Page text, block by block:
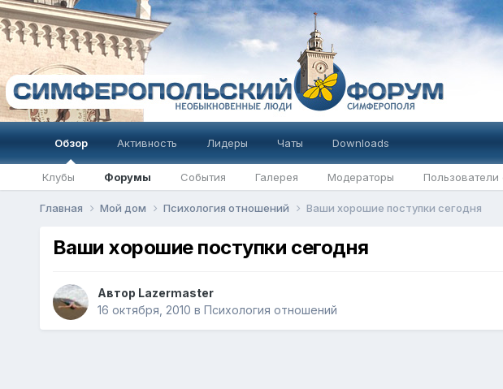
Обзор
Клубы Форумы События Галерея Модераторы Пользователи
Активность Лидеры Чаты Downloads
Главная Мой дом Психология отношений Ваши хорошие поступки сегодня
Ваши хорошие поступки сегодня
Автор Lazermaster
16 октября, 2010 в Психология отношений